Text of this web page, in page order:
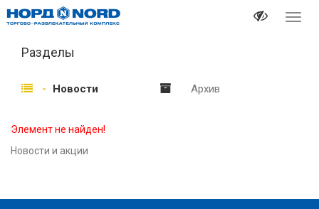
Разделы
Новости Архив
Элемент не найден!
Новости и акции